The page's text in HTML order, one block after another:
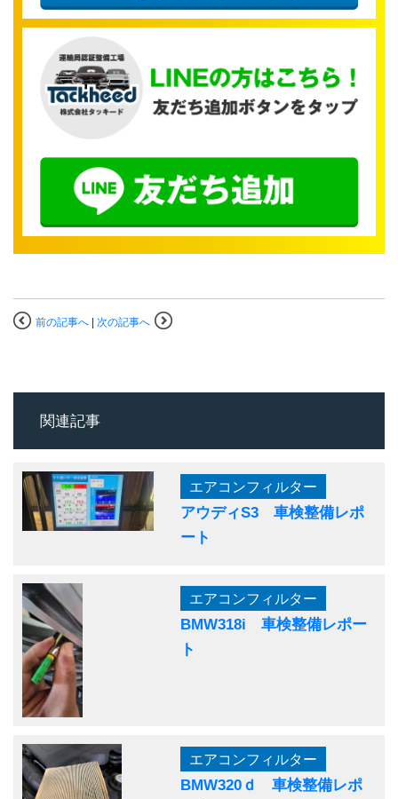
前の記事へ 次の記事へ
関連記事
エアコンフィルター
アウディS3 車検整備レポ
ート
エアコンフィルター
BMW318i 車検整備レポー
ト
エアコンフィルター
BMW320ｄ 車検整備レポ